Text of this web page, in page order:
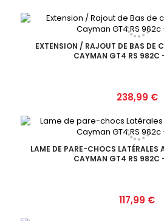
EXTENSION / RAJOUT DE BAS DE
CAYMAN GT4 RS 982C
Prix
238,99 €
LAME DE PARE-CHOCS LATÉRALES
CAYMAN GT4 RS 982C
Prix
117,99 €